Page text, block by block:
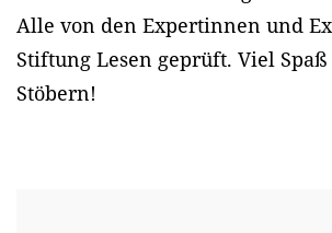
Alle von den Expertinnen und
Stiftung Lesen geprüft. Viel
Stöbern!